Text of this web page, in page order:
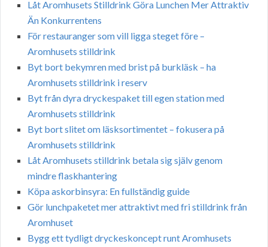
Låt Aromhusets Stilldrink Göra Lunchen Mer Attraktiv
Än Konkurrentens
För restauranger som vill ligga steget före –
Aromhusets stilldrink
Byt bort bekymren med brist på burkläsk – ha
Aromhusets stilldrink i reserv
Byt från dyra dryckespaket till egen station med
Aromhusets stilldrink
Byt bort slitet om läsksortimentet – fokusera på
Aromhusets stilldrink
Låt Aromhusets stilldrink betala sig själv genom
mindre flaskhantering
Köpa askorbinsyra: En fullständig guide
Gör lunchpaketet mer attraktivt med fri stilldrink från
Aromhuset
Bygg ett tydligt dryckeskoncept runt Aromhusets